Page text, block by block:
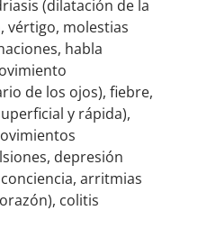
(dilatación de la
vértigo, molestias
habla
de los ojos), fiebre,
y rápida),
depresión
arritmias
colitis